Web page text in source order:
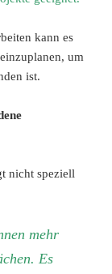
kann es
um
ist.
nicht speziell
mehr
Es